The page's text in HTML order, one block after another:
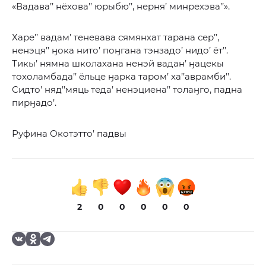
«Вадава’’ нёхова’’ юрыбю’’, нерня’ минрехэва’’».
Харе’’ вадам’ теневава сямянхат тарана сер’’,
ненэця’’ ӈока нито’ поӈгана тэнзадо’ нидо’ ёт’’.
Тикы’ нямна школахана ненэй вадан’ ӈацекы
тохоламбада’’ ёльце ӈарка таром’ ха’’аврамби’’.
Сидто’ няд’’мяць теда’ ненэциена’’ толаӈго, падна
пирӈадо’.
Руфина Окотэтто’ падвы
2 0 0 0 0 0